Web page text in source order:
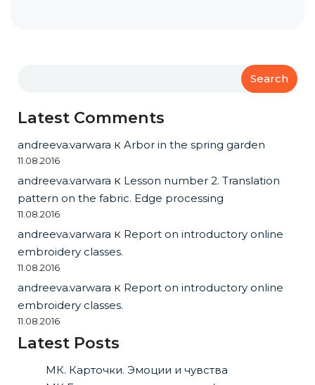
Search
Latest Comments
andreeva.varwara к Arbor in the spring garden
11.08.2016
andreeva.varwara к Lesson number 2. Translation
pattern on the fabric. Edge processing
11.08.2016
andreeva.varwara к Report on introductory online
embroidery classes.
11.08.2016
andreeva.varwara к Report on introductory online
embroidery classes.
11.08.2016
Latest Posts
МК. Карточки. Эмоции и чувства